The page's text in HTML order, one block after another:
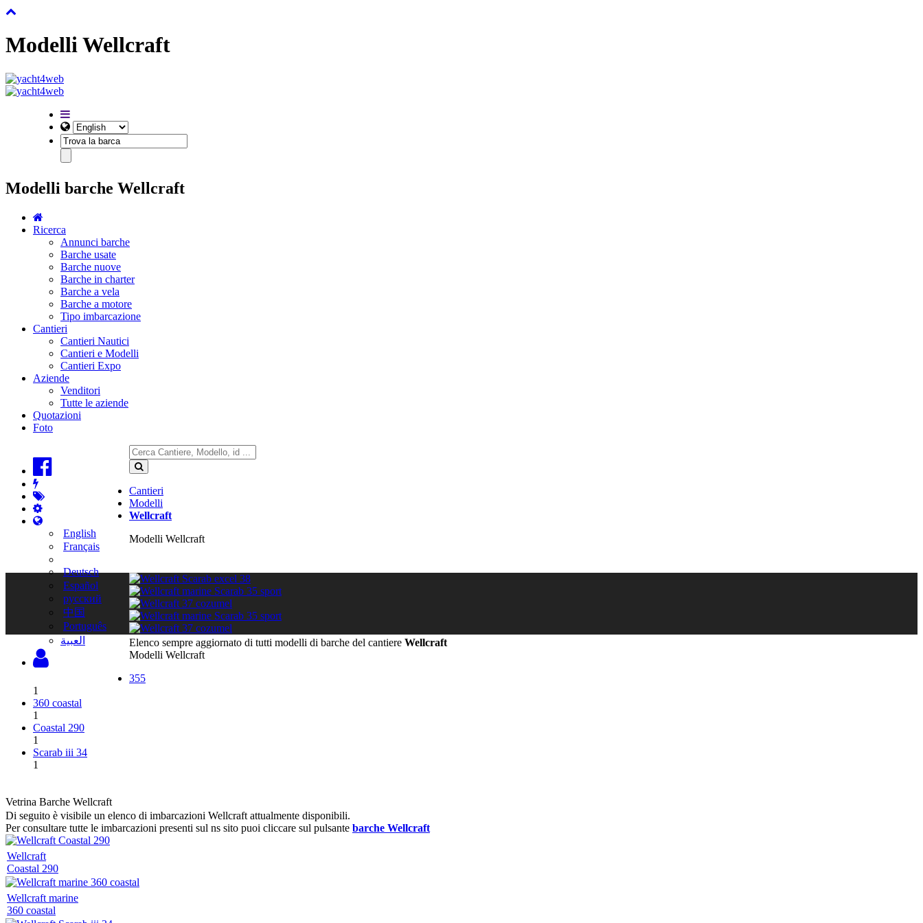
Modelli Wellcraft
Modelli barche Wellcraft
Ricerca
Annunci barche
Barche usate
Barche nuove
Barche in charter
Barche a vela
Barche a motore
Tipo imbarcazione
Cantieri
Cantieri Nautici
Cantieri e Modelli
Cantieri Expo
Aziende
Venditori
Tutte le aziende
Quotazioni
Foto
English
Français
Deutsch
Español
русский
中国
Português
‫العبية
Cantieri
Modelli
Wellcraft
Modelli Wellcraft
Elenco sempre aggiornato di tutti modelli di barche del cantiere Wellcraft
Modelli Wellcraft
355
1
360 coastal
1
Coastal 290
1
Scarab iii 34
1
Vetrina Barche Wellcraft
Di seguito è visibile un elenco di imbarcazioni Wellcraft attualmente disponibili.
Per consultare tutte le imbarcazioni presenti sul ns sito puoi cliccare sul pulsante barche Wellcraft
Wellcraft
Coastal 290
Wellcraft marine
360 coastal